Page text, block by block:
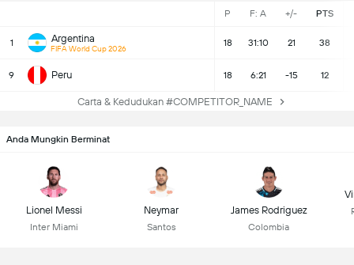
P F: A +/- PTS
1 Argentina
FIFA World Cup 2026
18 31:10 21 38
9 Peru 18 6:21 -15 12
Carta & Kedudukan #COMPETITOR_NAME
Anda Mungkin Berminat
Lionel Messi
Inter Miami
Neymar
Santos
James Rodriguez
Colombia